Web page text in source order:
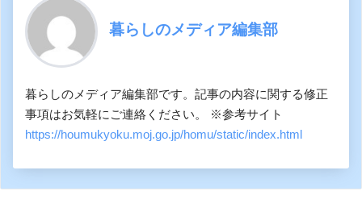
暮らしのメディア編集部
暮らしのメディア編集部です。記事の内容に関する修正
事項はお気軽にご連絡ください。 ※参考サイト
https://houmukyoku.moj.go.jp/homu/static/index.html